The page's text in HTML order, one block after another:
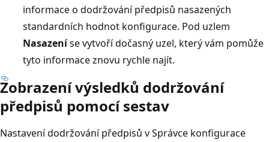
informace o dodržování předpisů nasazených
standardních hodnot konfigurace. Pod uzlem
Nasazeníse vytvoří dočasný uzel, který vám pomůže
tyto informace znovu rychle najít.
Zobrazení výsledků dodržování
předpisů pomocí sestav
Nastavení dodržování předpisů v Správce konfigurace